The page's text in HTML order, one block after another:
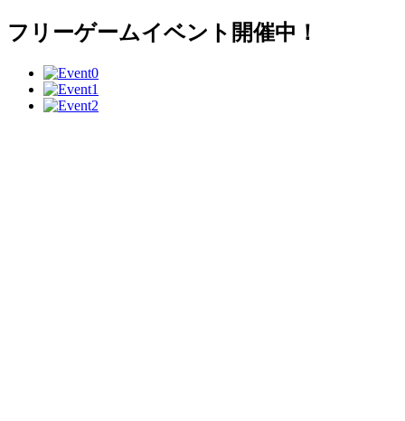
フリーゲームイベント開催中！